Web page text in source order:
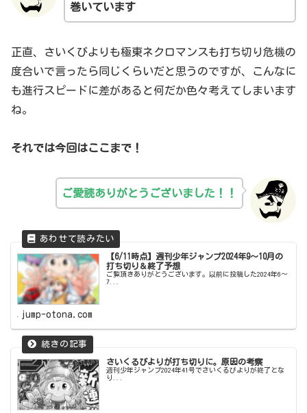
巻いています
正直、さいくびよりも極東ネクロマンスも打ち切り危機の
度合いで言ったら同じくらいだと思うのですが、こんなに
も進行スピードに差があると何だか色々考えてしまいます
ね。
それでは今回はここまで！
ご愛読ありがとうございました！！
【6/11時点】週刊少年ジャンプ2024年9～10月の
打ち切り＆終了予想
ご覧頂きありがとうございます。以前に投稿した2024年6～
7...
jump-otona.com
さいくるびよりが打ち切りに。原因の考察
週刊少年ジャンプ2024年41号でさいくるびよりが終了とな
り...